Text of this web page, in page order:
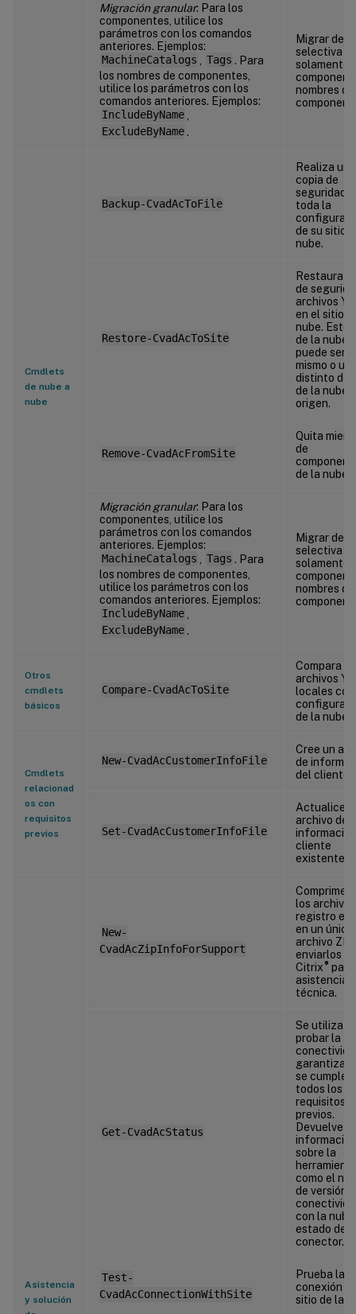
Migración granular: Para los
componentes, utilice los
parámetros con los comandos
anteriores. Ejemplos:
MachineCatalogs
Tags . Para
los nombres de componentes,
utilice los parámetros con los
comandos anteriores. Ejemplos:
IncludeByName
ExcludeByName.
Migrar de
selectiva
solamente
nombres de
Cmdlets
de nube a
nube
Backup-CvadAcToFile
Realiza una
copia de
seguridad
toda la
de su sitio
nube.
Restore-CvadAcToSite
Restaura
de
archivos
en el sitio
nube. Este
de la nube
puede ser
mismo o
distinto del
de la nube
origen.
Remove-CvadAcFromSite
Quita
de
de la nube.
Migración granular: Para los
componentes, utilice los
parámetros con los comandos
anteriores. Ejemplos:
MachineCatalogs
Tags . Para
los nombres de componentes,
utilice los parámetros con los
comandos anteriores. Ejemplos:
IncludeByName
ExcludeByName.
Migrar de
selectiva
solamente
nombres de
Otros
cmdlets
básicos
Compare-CvadAcToSite
Compara
archivos
locales
de la nube.
Cmdlets
relacionad
os con
requisitos
previos
New-CvadAcCustomerInfoFile
Cree un
de
del cliente.
Set-CvadAcCustomerInfoFile
Actualice
archivo de
cliente
existente.
Asistencia
y solución
New-
CvadAcZipInfoForSupport
Comprime
los
registro e
en un único
archivo ZIP
enviarlos a
Citrix® para
asistencia
técnica.
Get-CvadAcStatus
Se utiliza
probar la
garantizar
se cumplen
todos los
requisitos
previos.
Devuelve
información
sobre la
como el
de versión
con la
estado del
conector.
Test-
CvadAcConnectionWithSite
Prueba la
conexión
sitio de la